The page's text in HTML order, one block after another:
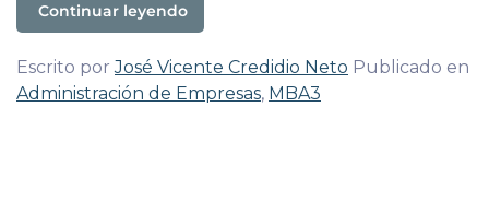
Continuar leyendo
Escrito porJosé Vicente Credidio Neto Publicado en
Administración de Empresas, MBA3